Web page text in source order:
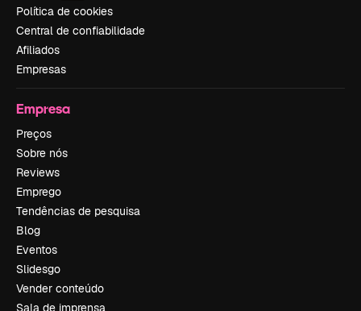
Política de cookies
Central de confiabilidade
Afiliados
Empresas
Empresa
Preços
Sobre nós
Reviews
Emprego
Tendências de pesquisa
Blog
Eventos
Slidesgo
Vender conteúdo
Sala de imprensa